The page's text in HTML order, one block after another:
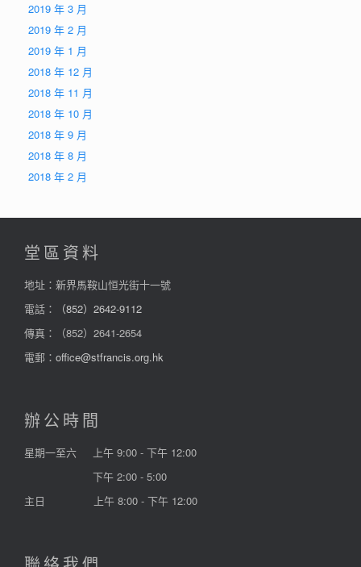
2019 年 3 月
2019 年 2 月
2019 年 1 月
2018 年 12 月
2018 年 11 月
2018 年 10 月
2018 年 9 月
2018 年 8 月
2018 年 2 月
堂區資料
地址：新界馬鞍山恒光街十一號
電話：
（852）2642-9112
傳真：（852）2641-2654
電郵： office@stfrancis.org.hk
辦公時間
星期一至六
上午 9:00 - 下午 12:00
下午 2:00 - 5:00
主日
上午 8:00 - 下午 12:00